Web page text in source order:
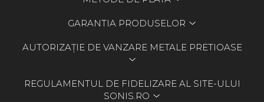
GARANTIA PRODUSELOR
AUTORIZAȚIE DE VANZARE METALE PRETIOASE
REGULAMENTUL DE FIDELIZARE AL SITE-ULUI
SONIS.RO